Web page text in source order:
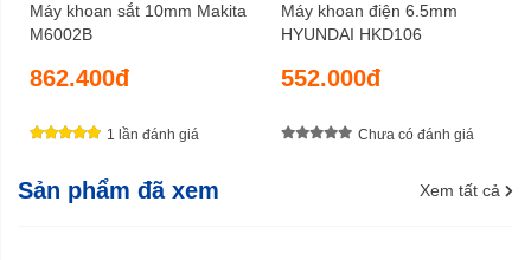
Máy khoan sắt 10mm Makita
M6002B
862.400đ
1 lần đánh giá
Máy khoan điện 6.5mm
HYUNDAI HKD106
552.000đ
Chưa có đánh giá
Sản phẩm đã xem Xem tất cả